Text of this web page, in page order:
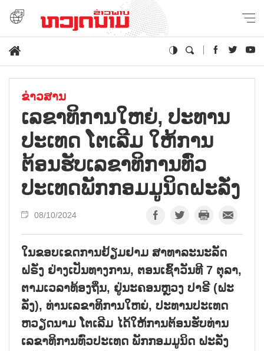
ຂ່າວສານ
ເລຂາທິການໃຫຍ່, ປະທານ
ປະເທດ ໂຕເລີມ ໃຫ້ການ
ຕ້ອນຮັບເລຂາທິການທົ່ວ
ປະເທດພັກກອມມູນິດຝະລັ່ງ
08/10/2024
ໃນຂອບເຂດການຢ້ຽມຢາມ ສາທາລະນະລັດ
ຝຣັ່ງ ຢ່າງເປັນທາງການ, ຕອນເຊົ້າວັນທີ 7 ຕຸລາ,
ຕາມເວລາທ້ອງຖິ່ນ, ຢູ່ນະຄອນຫຼວງ ປາຣີ (ຝະ
ລັ່ງ), ທ່ານເລຂາທິການໃຫຍ່, ປະທານປະເທດ
ຫວຽດນາມ ໂຕເລີມ ໄດ້ໃຫ້ການຕ້ອນຮັບທ່ານ
ເລຂາທິການທົ່ວປະເທດ ພັກກອມມູນິດ ຝະລັ່ງ